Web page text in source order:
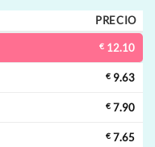
PRECIO
€ 12.10
€ 9.63
€ 7.90
€ 7.65